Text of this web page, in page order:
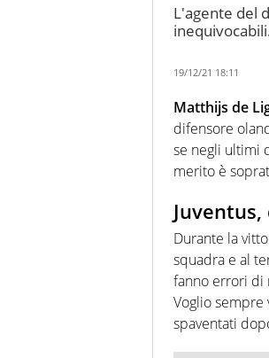
L'agente del
19/12/21 18:11
Matthijs de
difensore
se negli ultimi
merito è
Durante la
squadra e al
fanno errori di
Voglio
spaventati